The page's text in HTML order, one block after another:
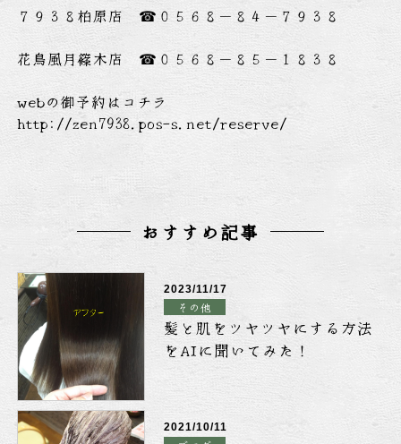
７９３８柏原店 ☎０５６８－８４－７９３８
花鳥風月篠木店 ☎０５６８－８５－１８３８
webの御予約はコチラ
http://zen7938.pos-s.net/reserve/
おすすめ記事
2023/11/17
その他
髪と肌をツヤツヤにする方法
をAIに聞いてみた！
2021/10/11